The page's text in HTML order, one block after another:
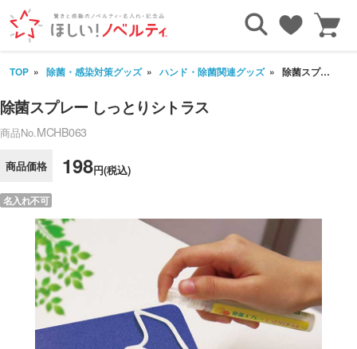
TOP 除菌・感染対策グッズ ハンド・除菌関連グッズ 除菌スプレー しっとりシトラス
除菌スプレー しっとりシトラス
商品No.MCHB063
商品価格 198円(税込)
名入れ不可